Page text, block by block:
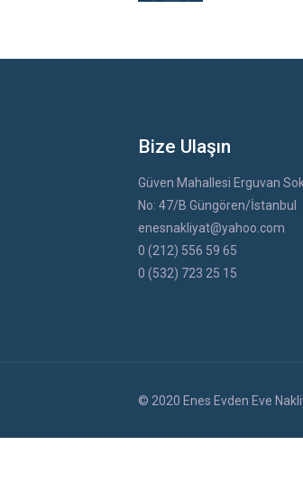
Bize Ulaşın
Güven Mahallesi Erguvan
No: 47/B Güngören/İstanbul
enesnakliyat@yahoo.com
0 (212) 556 59 65
0 (532) 723 25 15
© 2020 Enes Evden Eve